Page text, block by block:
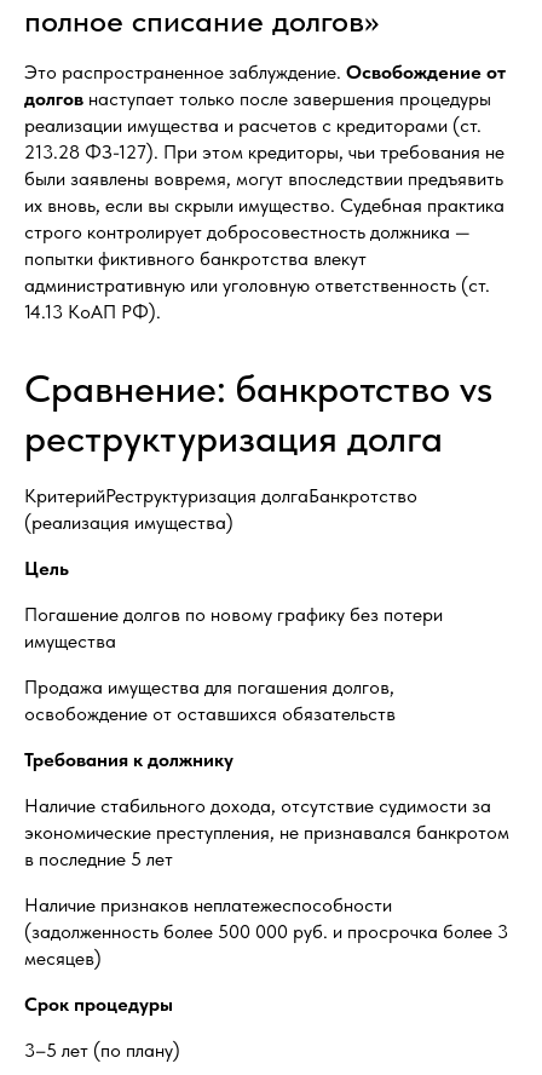
полное списание долгов»
Это распространенное заблуждение. Освобождение от
долгов наступает только после завершения процедуры
реализации имущества и расчетов с кредиторами (ст.
213.28 ФЗ-127). При этом кредиторы, чьи требования не
были заявлены вовремя, могут впоследствии предъявить
их вновь, если вы скрыли имущество. Судебная практика
строго контролирует добросовестность должника —
попытки фиктивного банкротства влекут
административную или уголовную ответственность (ст.
14.13 КоАП РФ).
Сравнение: банкротство vs
реструктуризация долга
КритерийРеструктуризация долгаБанкротство
(реализация имущества)
Цель
Погашение долгов по новому графику без потери
имущества
Продажа имущества для погашения долгов,
освобождение от оставшихся обязательств
Требования к должнику
Наличие стабильного дохода, отсутствие судимости за
экономические преступления, не признавался банкротом
в последние 5 лет
Наличие признаков неплатежеспособности
(задолженность более 500 000 руб. и просрочка более 3
месяцев)
Срок процедуры
3–5 лет (по плану)